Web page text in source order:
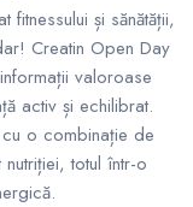
fitnessului și sănătății,
Creatin Open Day
valoroase
activ și echilibrat.
cu o combinație de
totul într-o